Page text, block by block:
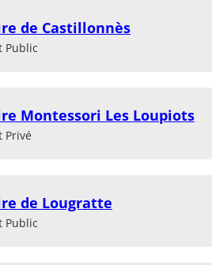
de Castillonnès
Public
Montessori Les Loupiots
Privé
de Lougratte
Public